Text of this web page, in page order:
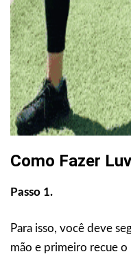
Como Fazer
Passo 1.
Para isso, você deve
mão e primeiro recue